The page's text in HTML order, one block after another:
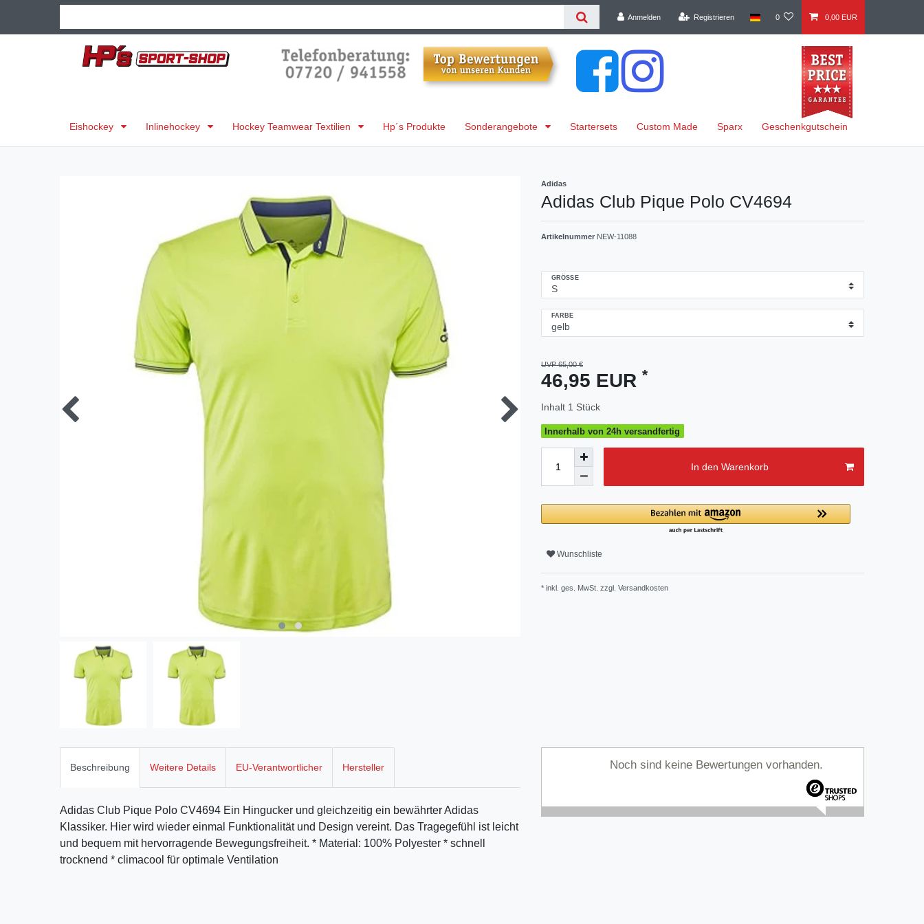
Anmelden Registrieren 0 0,00 EUR
Eishockey Inlinehockey Hockey Teamwear Textilien Hp´s Produkte Sonderangebote Startersets Custom Made Sparx Geschenkgutschein
Adidas
Adidas Club Pique Polo CV4694
Artikelnummer NEW-11088
GRÖSSE
FARBE
UVP 65,00 €
46,95 EUR *
Inhalt 1 Stück
Innerhalb von 24h versandfertig
In den Warenkorb
Wunschliste
* inkl. ges. MwSt. zzgl. Versandkosten
Beschreibung Weitere Details EU-Verantwortlicher Hersteller
Adidas Club Pique Polo CV4694 Ein Hingucker und gleichzeitig ein bewährter Adidas
Klassiker. Hier wird wieder einmal Funktionalität und Design vereint. Das Tragegefühl ist leicht
und bequem mit hervorragende Bewegungsfreiheit. * Material: 100% Polyester * schnell
trocknend * climacool für optimale Ventilation
Noch sind keine Bewertungen vorhanden.